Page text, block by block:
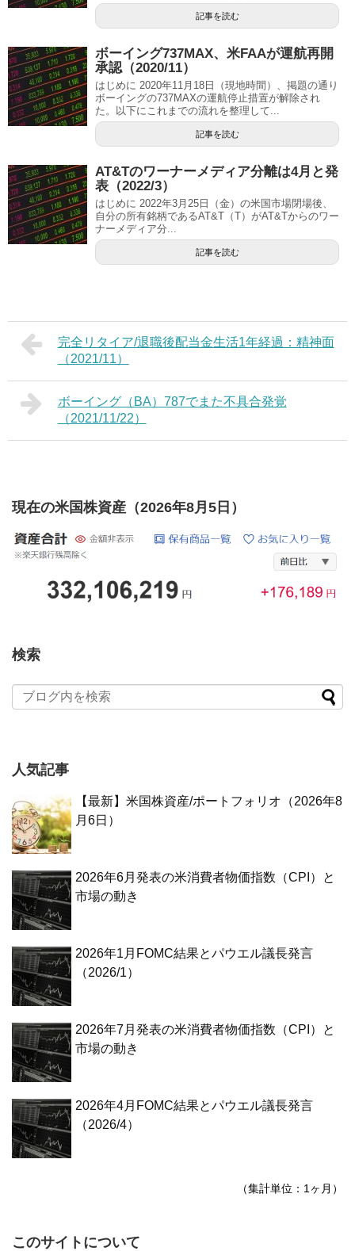
記事を読む
ボーイング737MAX、米FAAが運航再開
承認（2020/11）
はじめに 2020年11月18日（現地時間）、掲題の通り
ボーイングの737MAXの運航停止措置が解除され
た。以下にこれまでの流れを整理して...
記事を読む
AT&Tのワーナーメディア分離は4月と発
表（2022/3）
はじめに 2022年3月25日（金）の米国市場閉場後、
自分の所有銘柄であるAT&T（T）がAT&Tからのワー
ナーメディア分...
記事を読む
完全リタイア/退職後配当金生活1年経過：精神面
（2021/11）
ボーイング（BA）787でまた不具合発覚
（2021/11/22）
現在の米国株資産（2026年8月5日）
検索
人気記事
【最新】米国株資産/ポートフォリオ（2026年8
月6日）
2026年6月発表の米消費者物価指数（CPI）と
市場の動き
2026年1月FOMC結果とパウエル議長発言
（2026/1）
2026年7月発表の米消費者物価指数（CPI）と
市場の動き
2026年4月FOMC結果とパウエル議長発言
（2026/4）
（集計単位：1ヶ月）
このサイトについて